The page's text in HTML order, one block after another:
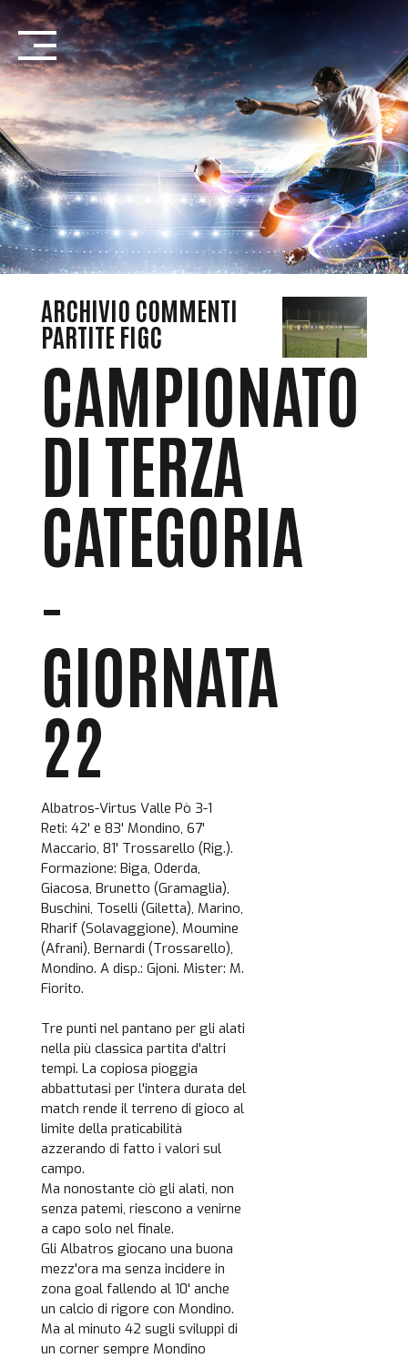
Salta
Introduzione...
ARCHIVIO COMMENTI
PARTITE FIGC
CAMPIONATO
DI TERZA
CATEGORIA
-
GIORNATA
22
Albatros-Virtus Valle Pò 3-1
Reti: 42' e 83' Mondino, 67'
Maccario, 81' Trossarello (Rig.).
Formazione: Biga, Oderda,
Giacosa, Brunetto (Gramaglia),
Buschini, Toselli (Giletta), Marino,
Rharif (Solavaggione), Moumine
(Afrani), Bernardi (Trossarello),
Mondino. A disp.: Gjoni. Mister: M.
Fiorito.
Tre punti nel pantano per gli alati
nella più classica partita d'altri
tempi. La copiosa pioggia
abbattutasi per l'intera durata del
match rende il terreno di gioco al
limite della praticabilità
azzerando di fatto i valori sul
campo.
Ma nonostante ciò gli alati, non
senza patemi, riescono a venirne
a capo solo nel finale.
Gli Albatros giocano una buona
mezz'ora ma senza incidere in
zona goal fallendo al 10' anche
un calcio di rigore con Mondino.
Ma al minuto 42 sugli sviluppi di
un corner sempre Mondino